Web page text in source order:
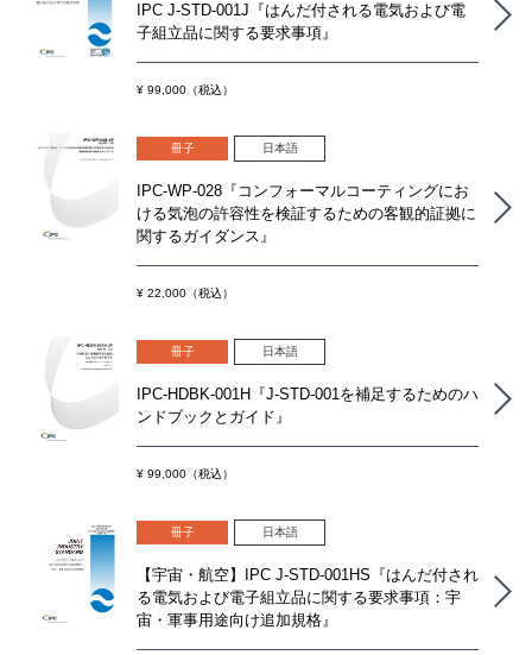
IPC J-STD-001J『はんだ付される電気および電
子組立品に関する要求事項』
¥ 99,000（税込）
冊子 日本語
IPC-WP-028『コンフォーマルコーティングにお
ける気泡の許容性を検証するための客観的証拠に
関するガイダンス』
¥ 22,000（税込）
冊子 日本語
IPC-HDBK-001H『J-STD-001を補足するためのハ
ンドブックとガイド』
¥ 99,000（税込）
冊子 日本語
【宇宙・航空】IPC J-STD-001HS『はんだ付され
る電気および電子組立品に関する要求事項：宇
宙・軍事用途向け追加規格』